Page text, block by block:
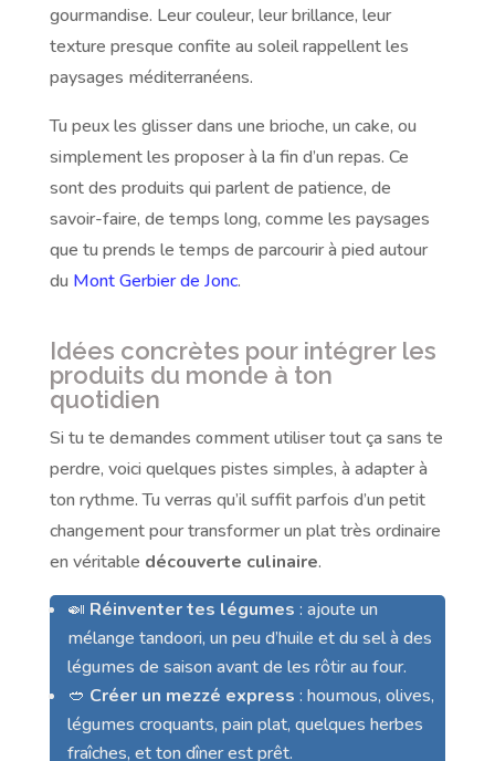
gourmandise. Leur couleur, leur brillance, leur
texture presque confite au soleil rappellent les
paysages méditerranéens.
Tu peux les glisser dans une brioche, un cake, ou
simplement les proposer à la fin d’un repas. Ce
sont des produits qui parlent de patience, de
savoir-faire, de temps long, comme les paysages
que tu prends le temps de parcourir à pied autour
du Mont Gerbier de Jonc.
Idées concrètes pour intégrer les
produits du monde à ton
quotidien
Si tu te demandes comment utiliser tout ça sans te
perdre, voici quelques pistes simples, à adapter à
ton rythme. Tu verras qu’il suffit parfois d’un petit
changement pour transformer un plat très ordinaire
en véritable découverte culinaire.
🍛 Réinventer tes légumes : ajoute un
mélange tandoori, un peu d’huile et du sel à des
légumes de saison avant de les rôtir au four.
🥙 Créer un mezzé express : houmous, olives,
légumes croquants, pain plat, quelques herbes
fraîches, et ton dîner est prêt.